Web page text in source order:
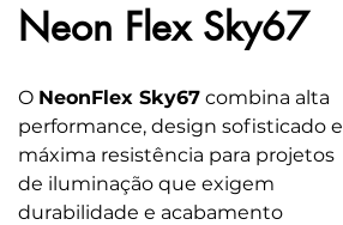
Neon Flex Sky67
O NeonFlex Sky67 combina alta
performance, design sofisticado e
máxima resistência para projetos
de iluminação que exigem
durabilidade e acabamento